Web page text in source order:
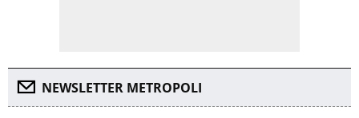
NEWSLETTER METROPOLI